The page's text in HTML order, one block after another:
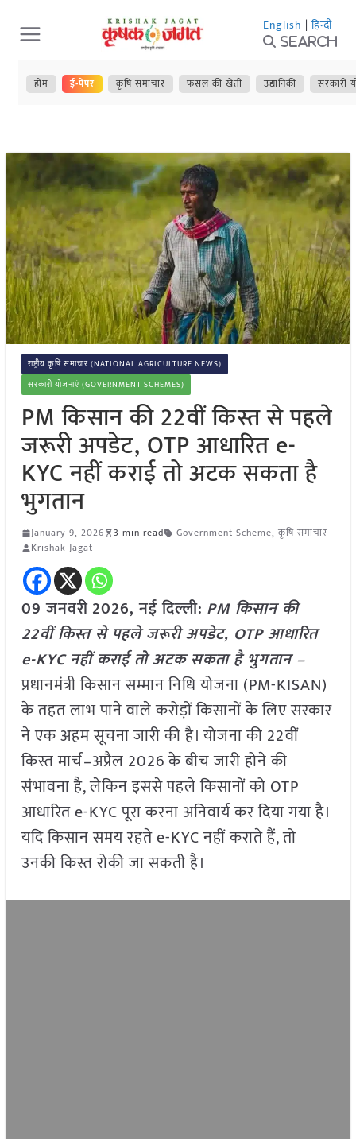
Skip
to
content
English | हिन्दी
Search
होम ई-पेपर कृषि समाचार फसल की खेती उद्यानिकी सरकारी
राष्ट्रीय कृषि समाचार (NATIONAL AGRICULTURE NEWS)
सरकारी योजनाएं (GOVERNMENT SCHEMES)
PM किसान की 22वीं किस्त से पहले
जरूरी अपडेट, OTP आधारित e-
KYC नहीं कराई तो अटक सकता है
भुगतान
January 9, 2026 3 min read Government Scheme, कृषि समाचार
Krishak Jagat
09 जनवरी2026, नई दिल्ली: PM किसान की
22वीं किस्त से पहले जरूरी अपडेट, OTP आधारित
e-KYC नहीं कराई तो अटक सकता है भुगतान –
प्रधानमंत्री किसान सम्मान निधि योजना (PM-KISAN)
के तहत लाभ पाने वाले करोड़ों किसानों के लिए सरकार
ने एक अहम सूचना जारी की है। योजना की 22वीं
किस्त मार्च–अप्रैल 2026 के बीच जारी होने की
संभावना है, लेकिन इससे पहले किसानों को OTP
आधारित e-KYC पूरा करना अनिवार्य कर दिया गया है।
यदि किसान समय रहते e-KYC नहीं कराते हैं, तो
उनकी किस्त रोकी जा सकती है।